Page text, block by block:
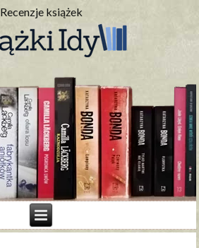
Recenzje książek